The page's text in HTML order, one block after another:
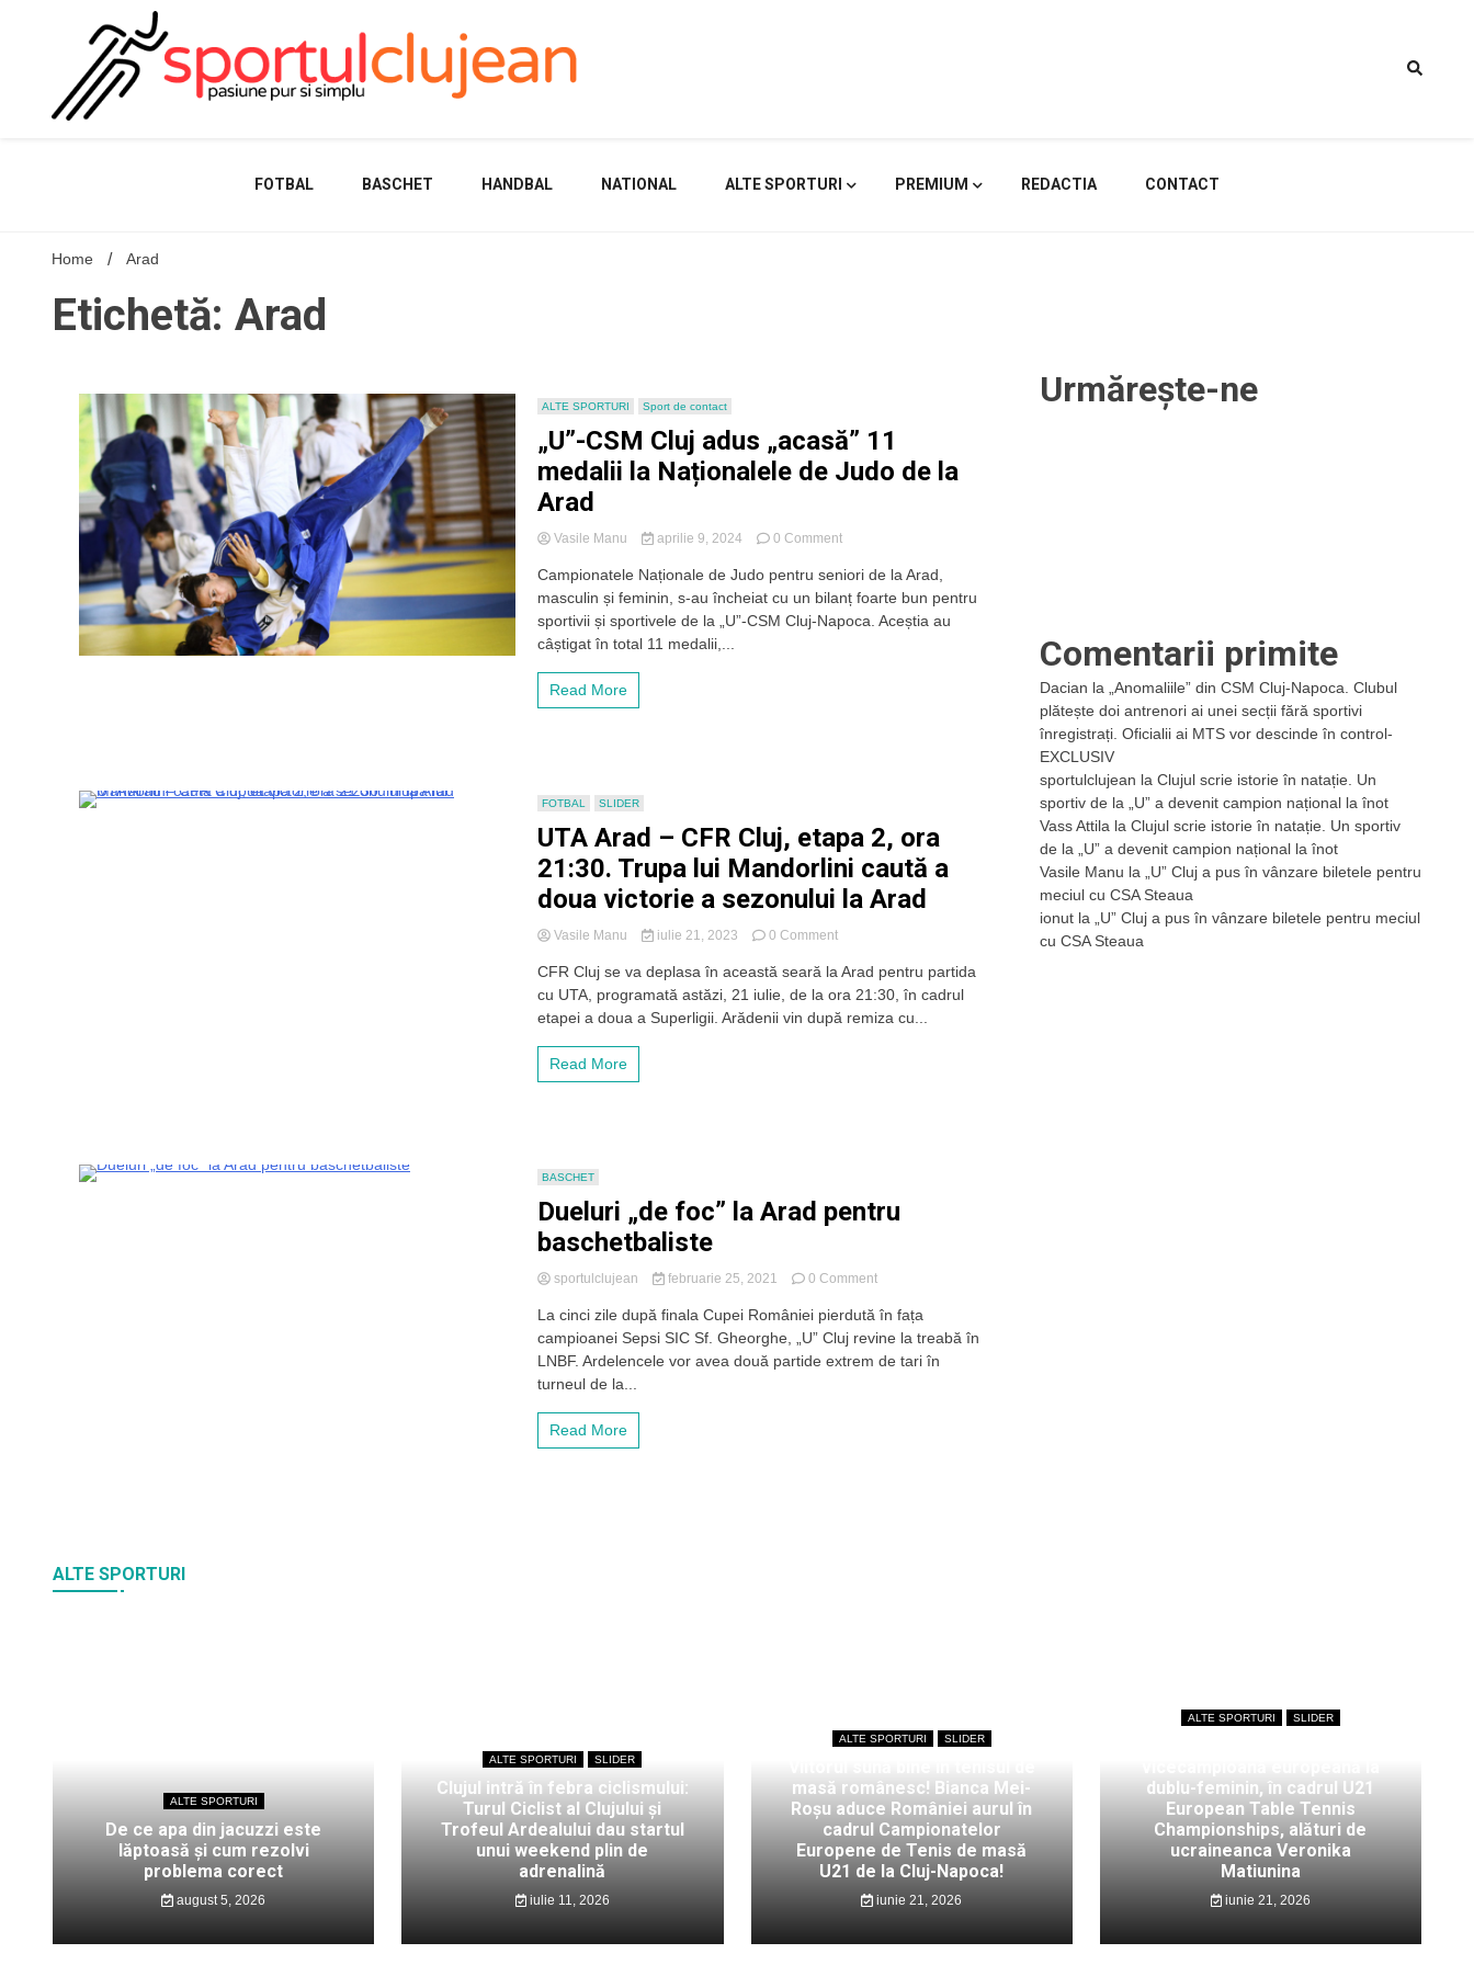
FOTBAL BASCHET HANDBAL NATIONAL ALTE SPORTURI PREMIUM REDACTIA CONTACT
Home Arad
Etichetă: Arad
ALTE SPORTURI Sport de contact
„U”-CSM Cluj adus „acasă” 11
medalii la Naționalele de Judo de la
Arad
Vasile Manu aprilie 9, 2024 0 Commenton
CSM
Cluj
adus
Campionatele Naționale de Judo pentru seniori de la Arad,
masculin și feminin, s-au încheiat cu un bilanț foarte bun pentru
sportivii și sportivele de la „U”-CSM Cluj-Napoca. Aceștia au
câștigat în total 11 medalii,...
Read More
FOTBAL SLIDER
UTA Arad – CFR Cluj, etapa 2, ora
21:30. Trupa lui Mandorlini caută a
doua victorie a sezonului la Arad
Vasile Manu iulie 21, 2023 0 Commenton
Arad
–
CFR
a
la
Arad
CFR Cluj se va deplasa în această seară la Arad pentru partida
cu UTA, programată astăzi, 21 iulie, de la ora 21:30, în cadrul
etapei a doua a Superligii. Arădenii vin după remiza cu...
Read More
BASCHET
Dueluri „de foc” la Arad pentru
baschetbaliste
sportulclujean februarie 25, 2021 0 Commenton
„de
foc”
la
La cinci zile după finala Cupei României pierdută în fața
campioanei Sepsi SIC Sf. Gheorghe, „U” Cluj revine la treabă în
LNBF. Ardelencele vor avea două partide extrem de tari în
turneul de la...
Read More
Urmărește-ne
Comentarii primite
Dacian la
„Anomaliile” din CSM Cluj-Napoca. Clubul
plătește doi antrenori ai unei secții fără sportivi
înregistrați. Oficialii ai MTS vor descinde în control-
EXCLUSIV
sportulclujean la Clujul scrie istorie în natație. Un
sportiv de la „U” a devenit campion național la înot
Vass Attila la Clujul scrie istorie în natație. Un sportiv
de la „U” a devenit campion național la înot
Vasile Manu la
„U” Cluj a pus în vânzare biletele pentru
meciul cu CSA Steaua
ionut la
„U” Cluj a pus în vânzare biletele pentru meciul
cu CSA Steaua
ALTE SPORTURI
ALTE SPORTURI
De ce apa din jacuzzi este
lăptoasă și cum rezolvi
problema corect
august 5, 2026
ALTE SPORTURI SLIDER
Clujul intră în febra ciclismului:
Turul Ciclist al Clujului și
Trofeul Ardealului dau startul
unui weekend plin de
adrenalină
iulie 11, 2026
ALTE SPORTURI SLIDER
masă românesc! Bianca Mei-
Roșu aduce României aurul în
cadrul Campionatelor
Europene de Tenis de masă
U21 de la Cluj-Napoca!
iunie 21, 2026
ALTE SPORTURI SLIDER
dublu-feminin, în cadrul U21
European Table Tennis
Championships, alături de
ucraineanca Veronika
Matiunina
iunie 21, 2026